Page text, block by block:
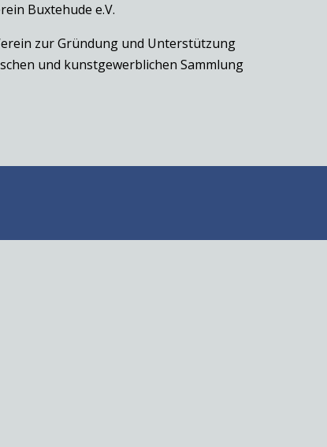
Buxtehude e.V.
zur Gründung und Unterstützung
und kunstgewerblichen Sammlung